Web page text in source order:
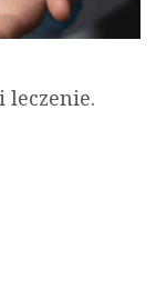
leczenie.